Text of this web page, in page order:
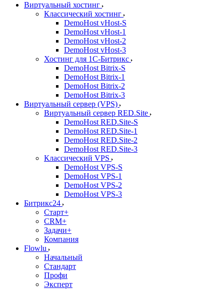
Виртуальный хостинг
Классический хостинг
DemoHost vHost-S
DemoHost vHost-1
DemoHost vHost-2
DemoHost vHost-3
Хостинг для 1С-Битрикс
DemoHost Bitrix-S
DemoHost Bitrix-1
DemoHost Bitrix-2
DemoHost Bitrix-3
Виртуальный сервер (VPS)
Виртуальный сервер RED.Site
DemoHost RED.Site-S
DemoHost RED.Site-1
DemoHost RED.Site-2
DemoHost RED.Site-3
Классический VPS
DemoHost VPS-S
DemoHost VPS-1
DemoHost VPS-2
DemoHost VPS-3
Битрикс24
Старт+
CRM+
Задачи+
Компания
Flowlu
Начальный
Стандарт
Профи
Эксперт